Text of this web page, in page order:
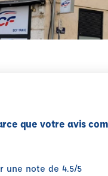
que votre avis
une note de 4.5/5